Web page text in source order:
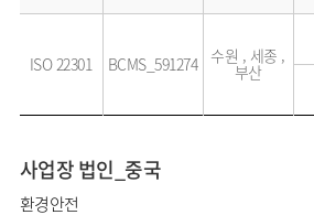
ISO 22301 BCMS_591274 수원 , 세종 ,
부산
사업장 법인_중국
환경안전